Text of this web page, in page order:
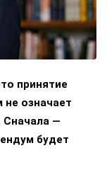
принятие
не означает
Сначала —
будет